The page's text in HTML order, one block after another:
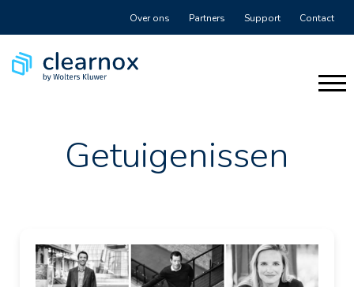
Over ons Partners Support Contact
Getuigenissen